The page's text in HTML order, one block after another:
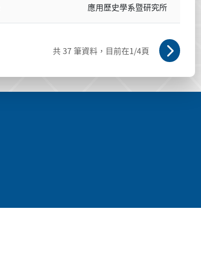
應用歷史學系暨研究所
共37 筆資料，目前在1/4頁